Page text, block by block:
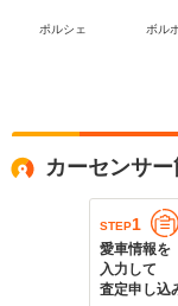
ポルシェ ボル
カーセンサ
STEP1
愛車情報を
入力して
査定申し込